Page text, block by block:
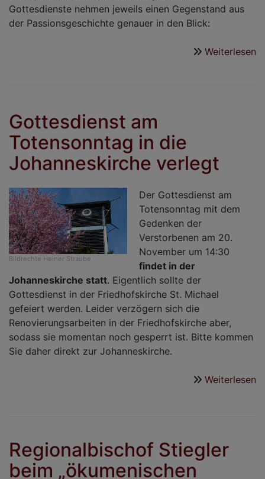
Gottesdienste nehmen jeweils einen Gegenstand aus
der Passionsgeschichte genauer in den Blick:
Weiterlesen
Gottesdienst am
Totensonntag in die
Johanneskirche verlegt
Bildrechte Heiner Straube
Der Gottesdienst am
Totensonntag mit dem
Gedenken der
Verstorbenen am 20.
November um 14:30
findet in der
Johanneskirche statt. Eigentlich sollte der
Gottesdienst in der Friedhofskirche St. Michael
gefeiert werden. Leider verzögern sich die
Renovierungsarbeiten in der Friedhofskirche aber,
sodass sie momentan noch gesperrt ist. Bitte kommen
Sie daher direkt zur Johanneskirche.
Weiterlesen
Regionalbischof Stiegler
beim „ökumenischen